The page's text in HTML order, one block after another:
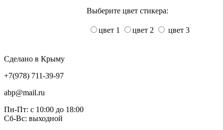
Выберите цвет стикера:
цвет 1 цвет 2 цвет 3
Сделано в Крыму
+7(978) 711-39-97
abp@mail.ru
Пн-Пт: с 10:00 до 18:00
Сб-Вс: выходной